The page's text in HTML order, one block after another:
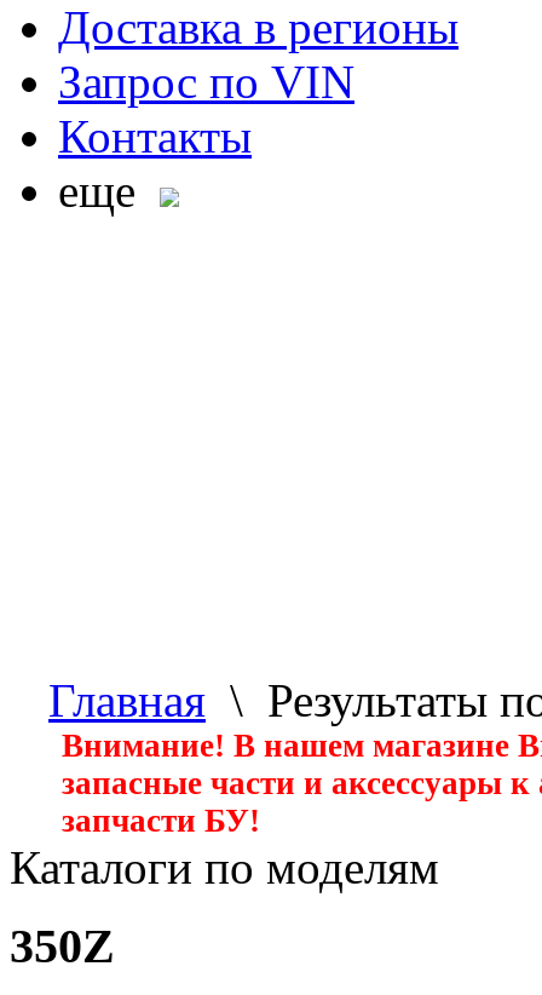
Доставка в регионы
Запрос по VIN
Контакты
еще
Главная \ Результаты
Внимание! В нашем магазине
запасные части и аксессуары
запчасти БУ!
Каталоги по моделям
350Z